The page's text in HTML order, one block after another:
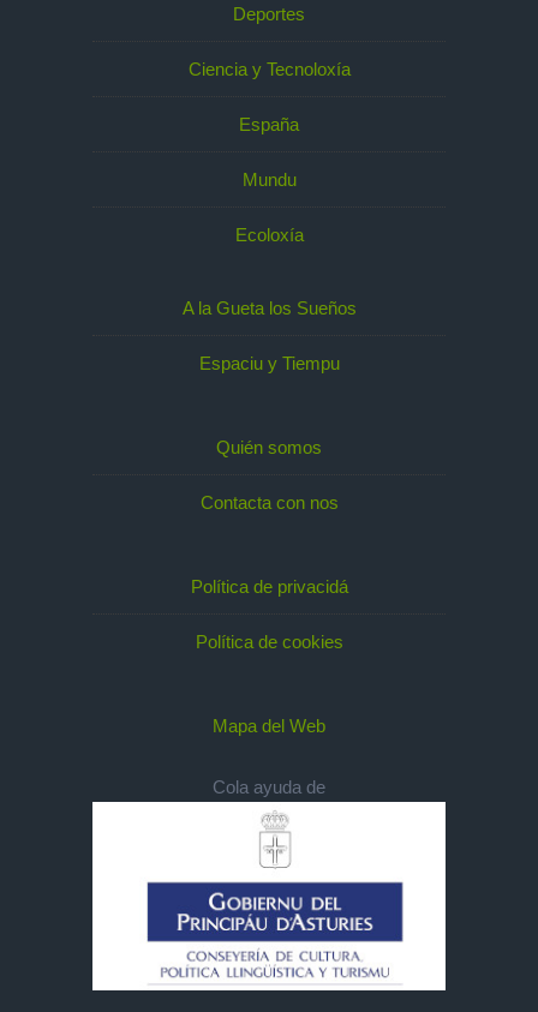
Deportes
Ciencia y Tecnoloxía
España
Mundu
Ecoloxía
A la Gueta los Sueños
Espaciu y Tiempu
Quién somos
Contacta con nos
Política de privacidá
Política de cookies
Mapa del Web
Cola ayuda de